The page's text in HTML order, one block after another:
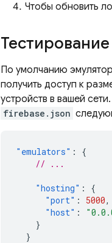
Чтобы обновить
По умолчанию
получить доступ к
устройств в вашей
firebase.json
"emulators" :
{
// ...
"hosting" :
{
"port" : 5000,
"host" :
}
}